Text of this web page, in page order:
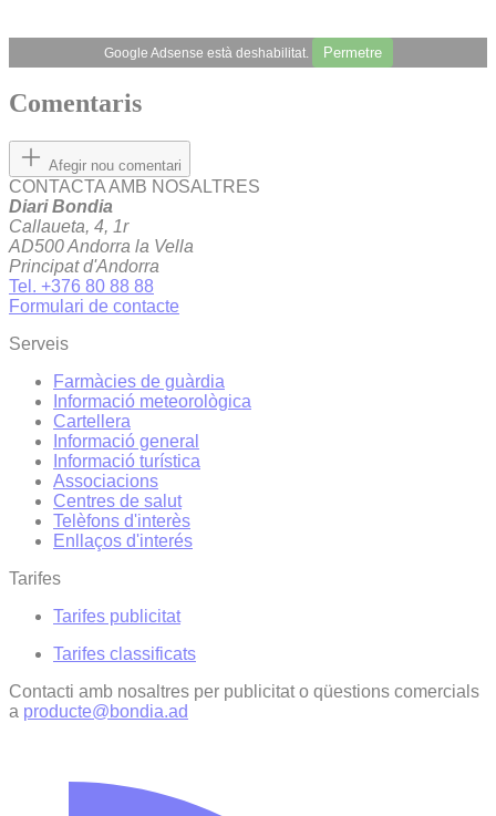
Google Adsense està deshabilitat. Permetre
Comentaris
Afegir nou comentari
CONTACTA AMB NOSALTRES
Diari Bondia
Callaueta, 4, 1r
AD500 Andorra la Vella
Principat d'Andorra
Tel. +376 80 88 88
Formulari de contacte
Serveis
Farmàcies de guàrdia
Informació meteorològica
Cartellera
Informació general
Informació turística
Associacions
Centres de salut
Telèfons d'interès
Enllaços d'interés
Tarifes
Tarifes publicitat
Tarifes classificats
Contacti amb nosaltres per publicitat o qüestions comercials
a producte@bondia.ad